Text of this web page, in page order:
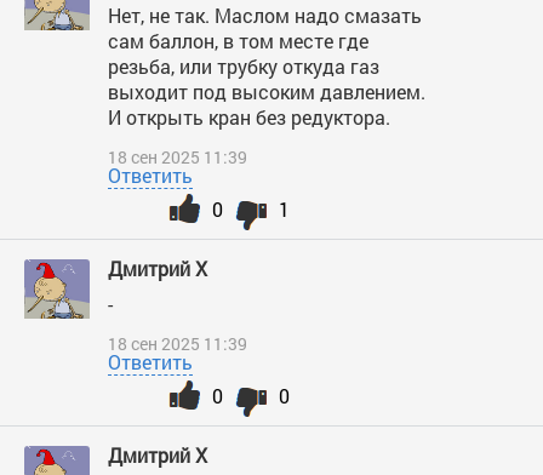
Нет, не так. Маслом надо смазать
сам баллон, в том месте где
резьба, или трубку откуда газ
выходит под высоким давлением.
И открыть кран без редуктора.
18 сен 2025 11:39
Ответить
1
0
Дмитрий X
-
18 сен 2025 11:39
Ответить
0
0
Дмитрий X